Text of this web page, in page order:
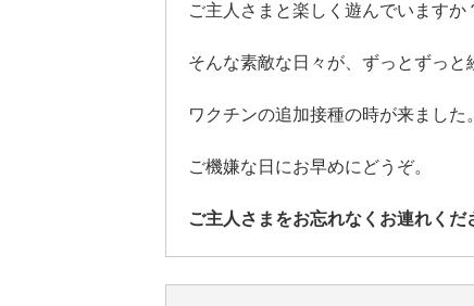
ご主人さまと楽しく遊んでいますか
そんな素敵な日々が、ずっとずっと
ワクチンの追加接種の時が来ました。
ご機嫌な日にお早めにどうぞ。
ご主人さまをお忘れなくお連れくだ